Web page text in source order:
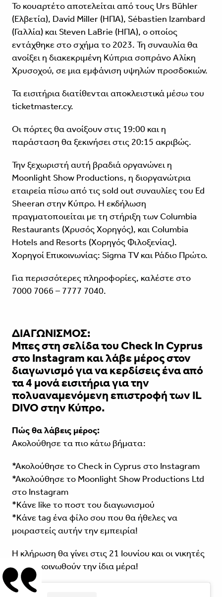
Το κουαρτέτο αποτελείται από τους Urs Bühler
(Ελβετία), David Miller (ΗΠΑ), Sébastien Izambard
(Γαλλία) και Steven LaBrie (ΗΠΑ), ο οποίος
εντάχθηκε στο σχήμα το 2023. Τη συναυλία θα
ανοίξει η διακεκριμένη Κύπρια σοπράνο Αλίκη
Χρυσοχού, σε μια εμφάνιση υψηλών προσδοκιών.
Τα εισιτήρια διατίθενται αποκλειστικά μέσω του
ticketmaster.cy.
Οι πόρτες θα ανοίξουν στις 19:00 και η
παράσταση θα ξεκινήσει στις 20:15 ακριβώς.
Την ξεχωριστή αυτή βραδιά οργανώνει η
Moonlight Show Productions, η διοργανώτρια
εταιρεία πίσω από τις sold out συναυλίες του Ed
Sheeran στην Κύπρο. Η εκδήλωση
πραγματοποιείται με τη στήριξη των Columbia
Restaurants (Χρυσός Χορηγός), και Columbia
Hotels and Resorts (Χορηγός Φιλοξενίας).
Χορηγοί Επικοινωνίας: Sigma TV και Ράδιο Πρώτο.
Για περισσότερες πληροφορίες, καλέστε στο
7000 7066 – 7777 7040.
ΔΙΑΓΩΝΙΣΜΟΣ:
Μπες στη σελίδα του Check In Cyprus
στο Instagram και λάβε μέρος στον
διαγωνισμό για να κερδίσεις ένα από
τα 4 μονά εισιτήρια για την
πολυαναμενόμενη επιστροφή των IL
DIVO στην Κύπρο.
Πώς θα λάβεις μέρος:
Ακολούθησε τα πιο κάτω βήματα:
*Aκολούθησε το Check in Cyprus στο Instagram
*Aκολούθησε το Moonlight Show Productions Ltd
στο Instagram
*Kάνε like το ποστ του διαγωνισμού
*Κάνε tag ένα φίλο σου που θα ήθελες να
μοιραστείς αυτήν την εμπειρία!
Η κλήρωση θα γίνει στις 21 Ιουνίου και οι νικητές
θα ανακοινωθούν την ίδια μέρα!